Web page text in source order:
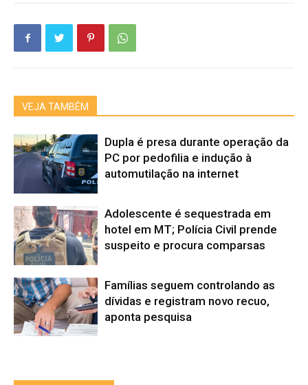
VEJA TAMBÉM
Dupla é presa durante operação da
PC por pedofilia e indução à
automutilação na internet
Adolescente é sequestrada em
hotel em MT; Polícia Civil prende
suspeito e procura comparsas
Famílias seguem controlando as
dívidas e registram novo recuo,
aponta pesquisa